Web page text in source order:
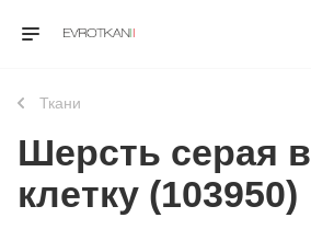
Ткани
Шерсть серая в
клетку (103950)